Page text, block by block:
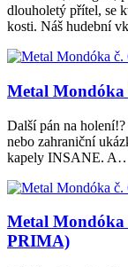
dlouholetý přítel, se
kosti. Náš hudební
Metal Mondóka
Další pán na
nebo zahraniční
kapely INSANE.
Metal Mondóka
PRIMA)